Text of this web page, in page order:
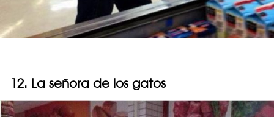
12. La señora de los gatos